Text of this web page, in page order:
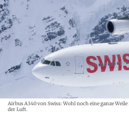
Airbus A340 von Swiss: Wohl noch eine ganze Weile
der Luft.